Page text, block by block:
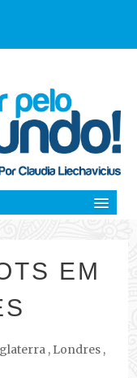
EM
, Londres ,